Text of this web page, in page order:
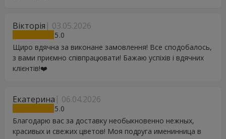
Вікторія 03.05.2026
5
Щиро вдячна за виконане замовлення! Все сподобалось,
з вами приємно співпрацювати! Бажаю успіхів і вдячних
клієнтів!❤️
Екатерина 06.04.2026
5
Благодарю вас за доставку необыкновенно нежных,
красивых и свежих цветов! Моя подруга именинница в